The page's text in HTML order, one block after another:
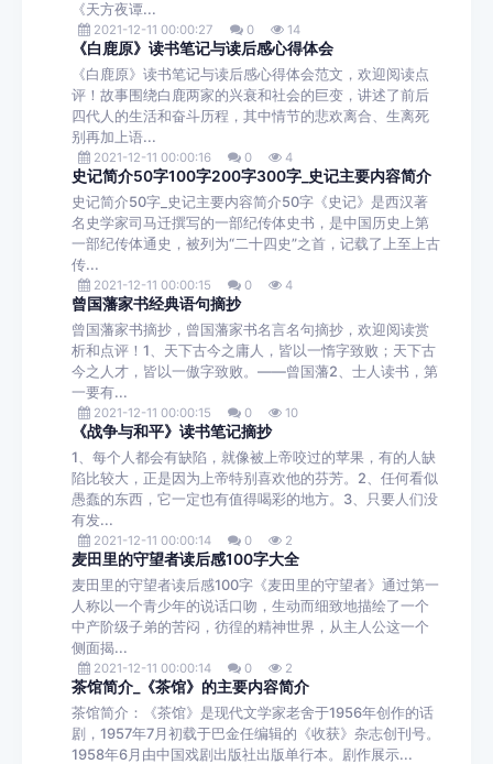
《天方夜谭...
2021-12-11 00:00:27 0 14
《白鹿原》读书笔记与读后感心得体会
《白鹿原》读书笔记与读后感心得体会范文，欢迎阅读点
评！故事围绕白鹿两家的兴衰和社会的巨变，讲述了前后
四代人的生活和奋斗历程，其中情节的悲欢离合、生离死
别再加上语...
2021-12-11 00:00:16 0 4
史记简介50字100字200字300字_史记主要内容简介
史记简介50字_史记主要内容简介50字《史记》是西汉著
名史学家司马迁撰写的一部纪传体史书，是中国历史上第
一部纪传体通史，被列为“二十四史”之首，记载了上至上古
传...
2021-12-11 00:00:15 0 4
曾国藩家书经典语句摘抄
曾国藩家书摘抄，曾国藩家书名言名句摘抄，欢迎阅读赏
析和点评！1、天下古今之庸人，皆以一惰字致败；天下古
今之人才，皆以一傲字致败。——曾国藩2、士人读书，第
一要有...
2021-12-11 00:00:15 0 10
《战争与和平》读书笔记摘抄
1、每个人都会有缺陷，就像被上帝咬过的苹果，有的人缺
陷比较大，正是因为上帝特别喜欢他的芬芳。2、任何看似
愚蠢的东西，它一定也有值得喝彩的地方。3、只要人们没
有发...
2021-12-11 00:00:14 0 2
麦田里的守望者读后感100字大全
麦田里的守望者读后感100字《麦田里的守望者》通过第一
人称以一个青少年的说话口吻，生动而细致地描绘了一个
中产阶级子弟的苦闷，彷徨的精神世界，从主人公这一个
侧面揭...
2021-12-11 00:00:14 0 2
茶馆简介_《茶馆》的主要内容简介
茶馆简介：《茶馆》是现代文学家老舍于1956年创作的话
剧，1957年7月初载于巴金任编辑的《收获》杂志创刊号。
1958年6月由中国戏剧出版社出版单行本。剧作展示...